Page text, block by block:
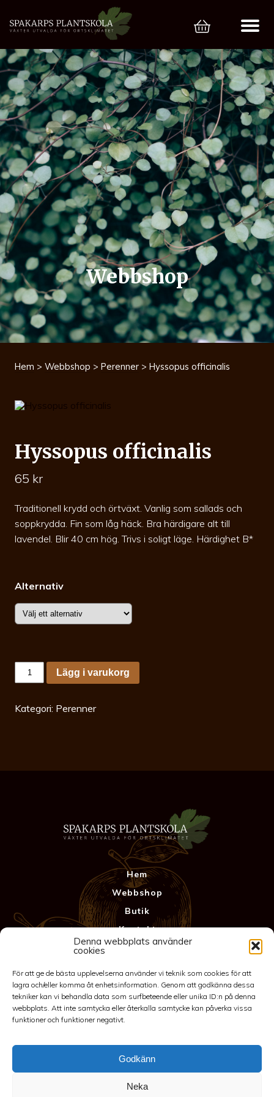
Denna webbplats använder
cookies
För att ge de bästa upplevelserna använder vi teknik som cookies för att
lagra och/eller komma åt enhetsinformation. Genom att godkänna dessa
tekniker kan vi behandla data som surfbeteende eller unika ID:n på denna
webbplats. Att inte samtycka eller återkalla samtycke kan påverka vissa
funktioner och funktioner negativt.
Godkänn
Neka
Webbshop
Hem > Webbshop > Perenner > Hyssopus officinalis
Hyssopus officinalis
65 kr
Traditionell krydd och örtväxt. Vanlig som sallads och
soppkrydda. Fin som låg häck. Bra härdigare alt till
lavendel. Blir 40 cm hög. Trivs i soligt läge. Härdighet B*
Alternativ
Hyssopus
officinalis
mängd
Lägg i varukorg
Kategori: Perenner
Hem
Webbshop
Butik
Kontakt
Anläggning
Integritetspolicy